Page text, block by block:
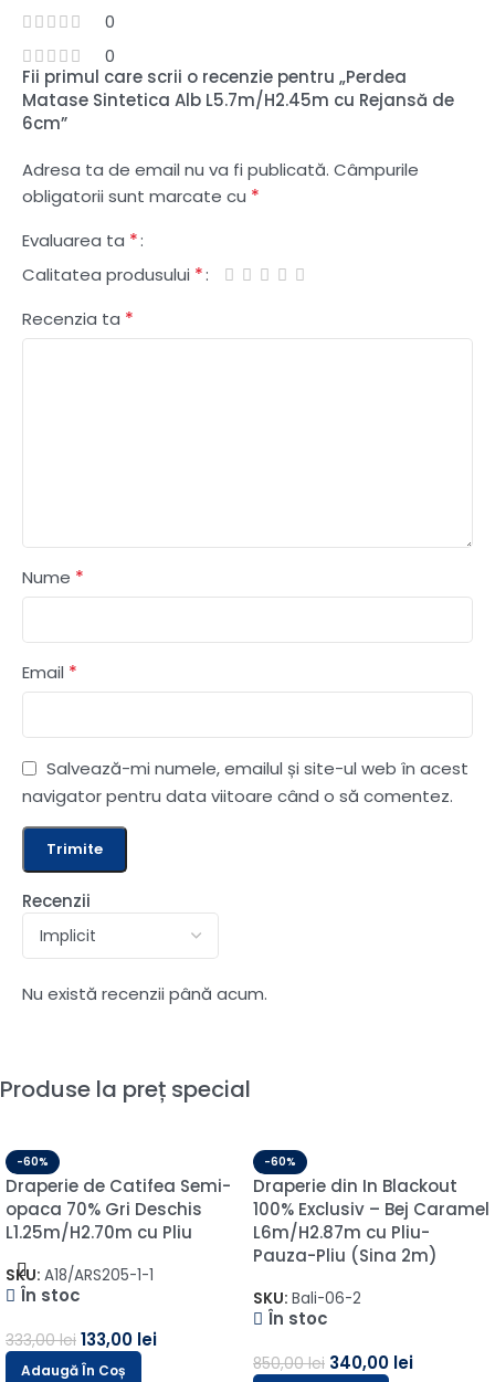
0
0
Recenzii
Nu există recenzii până acum.
Fii primul care scrii o recenzie pentru „Perdea
Matase Sintetica Alb L5.7m/H2.45m cu Rejansă de
6cm”
Adresa ta de email nu va fi publicată. Câmpurile
obligatorii sunt marcate cu *
Evaluarea ta *
Calitatea produsului *
Recenzia ta *
Nume *
Email *
Salvează-mi numele, emailul și site-ul web în acest
navigator pentru data viitoare când o să comentez.
Produse la preț special
-60%
Draperie de Catifea Semi-
opaca 70% Gri Deschis
L1.25m/H2.70m cu Pliu
SKU: A18/ARS205-1-1
În stoc
333,00lei 133,00 lei
Adaugă În Coș
-60%
Draperie din In Blackout
100% Exclusiv – Bej Caramel
L6m/H2.87m cu Pliu-
Pauza-Pliu (Sina 2m)
SKU: Bali-06-2
În stoc
850,00lei 340,00 lei